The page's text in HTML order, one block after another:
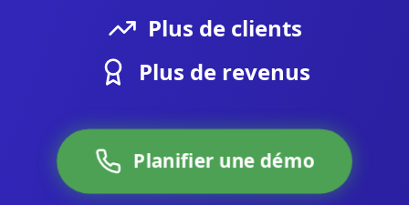
Plus de clients
Plus de revenus
Planifier une démo